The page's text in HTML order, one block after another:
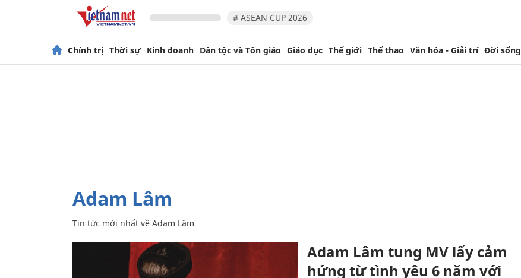
# ASEAN CUP 2026
Chính trị Thời sự Kinh doanh Dân tộc và Tôn giáo Giáo dục Thế giới Thể thao Văn hóa - Giải trí Đời sống
Adam Lâm
Tin tức mới nhất về Adam Lâm
Adam Lâm tung MV lấy cảm
hứng từ tình yêu 6 năm với